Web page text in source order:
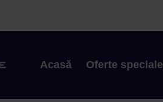
Acasă Oferte speciale